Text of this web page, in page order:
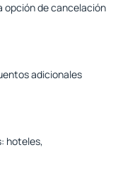
opción de cancelación
adicionales
hoteles,